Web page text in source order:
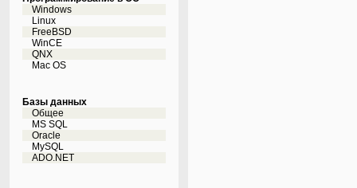
Windows
Linux
FreeBSD
WinCE
QNX
Mac OS
Базы данных
Общее
MS SQL
Oracle
MySQL
ADO.NET